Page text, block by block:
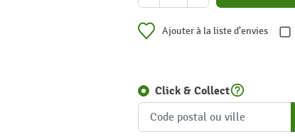
Ajouter à la liste d'envies
Click & Collecthelp_outline